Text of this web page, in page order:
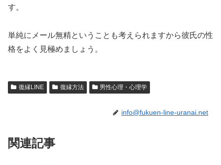
す。
単純にメール無精ということも考えられますから彼氏の性
格をよく見極めましょう。
復縁LINE 復縁方法 男性心理・心理学
info@fukuen-line-uranai.net
関連記事